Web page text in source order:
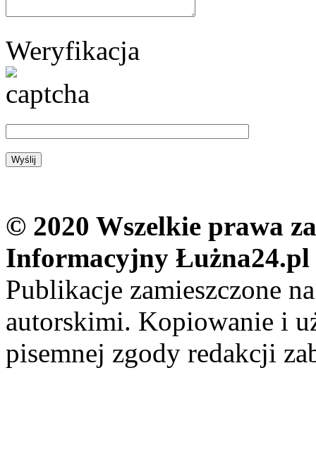
Weryfikacja
© 2020 Wszelkie prawa
Informacyjny Łużna24.pl
Publikacje zamieszczone
autorskimi. Kopiowanie i
pisemnej zgody redakcji